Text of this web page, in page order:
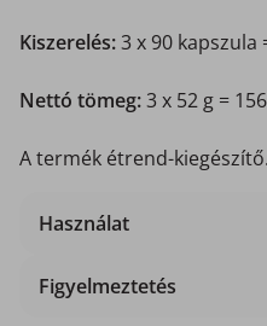
Kiszerelés:3 x 90 kapszula
Nettó tömeg:3 x 52 g =
A termék étrend-kiegészítő.
Használat
Figyelmeztetés